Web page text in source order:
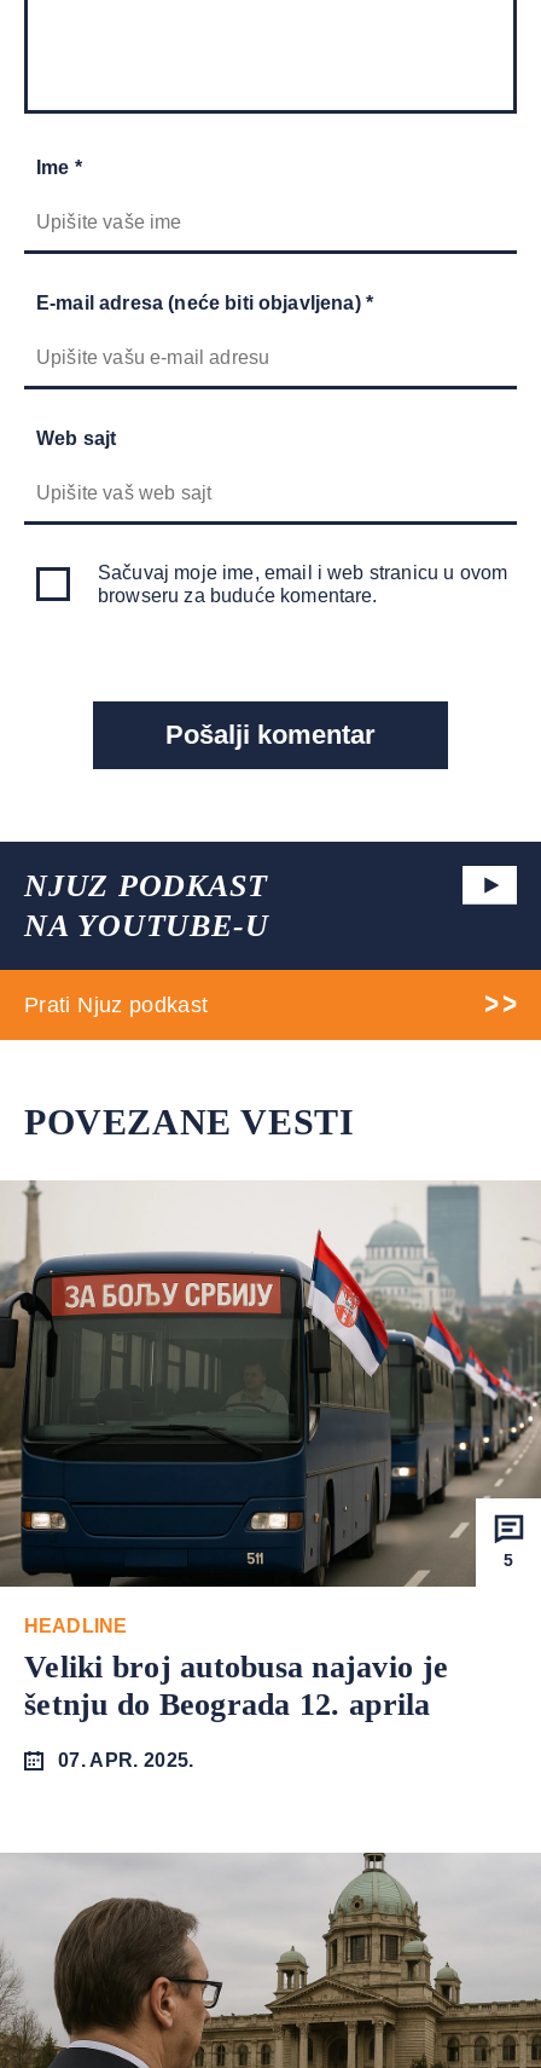
Ime *
E-mail adresa (neće biti objavljena) *
Web sajt
Sačuvaj moje ime, email i web stranicu u ovom
browseru za buduće komentare.
NJUZ PODKAST
NA YOUTUBE-U
Prati Njuz podkast
POVEZANE VESTI
5
HEADLINE
Veliki broj autobusa najavio je
šetnju do Beograda 12. aprila
07. APR. 2025.